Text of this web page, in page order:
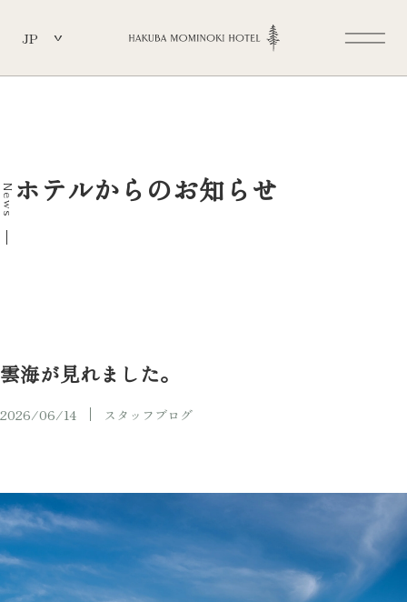
JP
Newsホテルからのお知らせ
雲海が見れました。
2026/06/14 スタッフブログ